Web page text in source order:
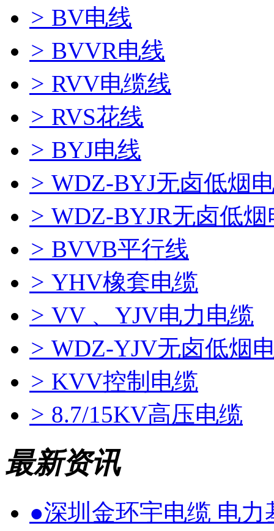
> BV电线
> BVVR电线
> RVV电缆线
> RVS花线
> BYJ电线
> WDZ-BYJ无卤低烟
> WDZ-BYJR无卤低烟
> BVVB平行线
> YHV橡套电缆
> VV 、YJV电力电缆
> WDZ-YJV无卤低烟
> KVV控制电缆
> 8.7/15KV高压电缆
最新资讯
●深圳金环宇电缆 电